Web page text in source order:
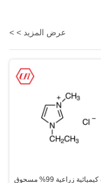
عرض المزيد > >
منتجات كيميائية زراعية 99% مسحوق